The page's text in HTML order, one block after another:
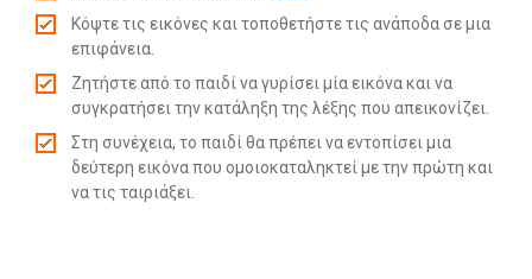
-- Οργάνωση Μελέτης
-- Παρέμβαση σε Ενήλικες
-- Εργοθεραπεία
Κόψτε τις εικόνες και τοποθετήστε τις ανάποδα σε μια
επιφάνεια.
Ζητήστε από το παιδί να γυρίσει μία εικόνα και να
συγκρατήσει την κατάληξη της λέξης που απεικονίζει.
Στη συνέχεια, το παιδί θα πρέπει να εντοπίσει μια
δεύτερη εικόνα που ομοιοκαταληκτεί με την πρώτη και
να τις ταιριάξει.